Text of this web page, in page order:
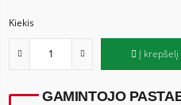
Kiekis
Į krepšelį
GAMINTOJO